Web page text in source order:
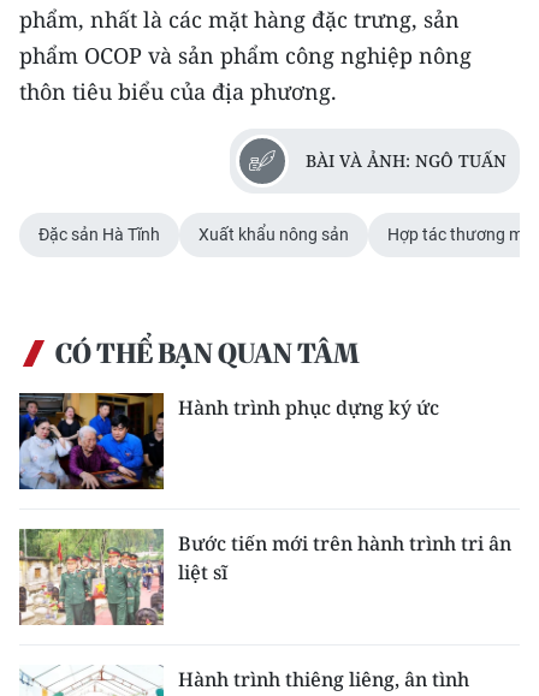
phẩm, nhất là các mặt hàng đặc trưng, sản
phẩm OCOP và sản phẩm công nghiệp nông
thôn tiêu biểu của địa phương.
BÀI VÀ ẢNH: NGÔ TUẤN
Đặc sản Hà Tĩnh Xuất khẩu nông sản Hợp tác thương
CÓ THỂ BẠN QUAN TÂM
Hành trình phục dựng ký ức
Bước tiến mới trên hành trình tri ân
liệt sĩ
Hành trình thiêng liêng, ân tình